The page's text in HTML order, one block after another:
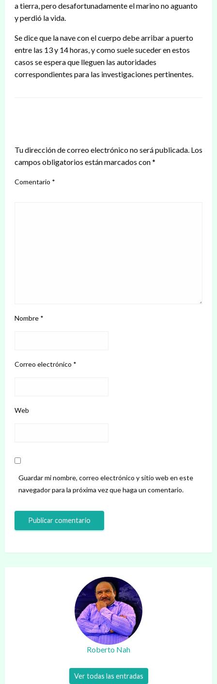
a tierra, pero desafortunadamente el marino no aguanto
y perdió la vida.
Se dice que la nave con el cuerpo debe arribar a puerto
entre las 13 y 14 horas, y como suele suceder en estos
casos se espera que lleguen las autoridades
correspondientes para las investigaciones pertinentes.
Tu dirección de correo electrónico no será publicada. Los
campos obligatorios están marcados con*
Comentario *
Nombre *
Correo electrónico *
Web
Guardar mi nombre, correo electrónico y sitio web en este
navegador para la próxima vez que haga un comentario.
Roberto Nah
Ver todas las entradas